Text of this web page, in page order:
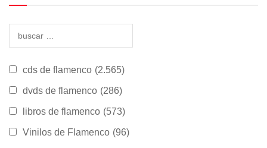
cds de flamenco (2.565)
dvds de flamenco (286)
libros de flamenco (573)
Vinilos de Flamenco (96)